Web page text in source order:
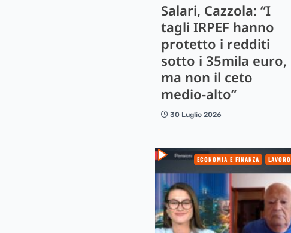
Salari, Cazzola: “I
tagli IRPEF hanno
protetto i redditi
sotto i 35mila euro,
ma non il ceto
medio-alto”
30 Luglio 2026
ECONOMIA E FINANZA LAVORO